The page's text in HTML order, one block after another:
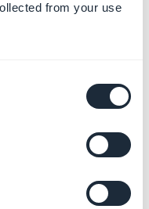
from your use
en-in/HT202039
política